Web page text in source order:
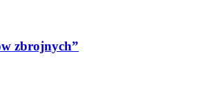
zbrojnych”